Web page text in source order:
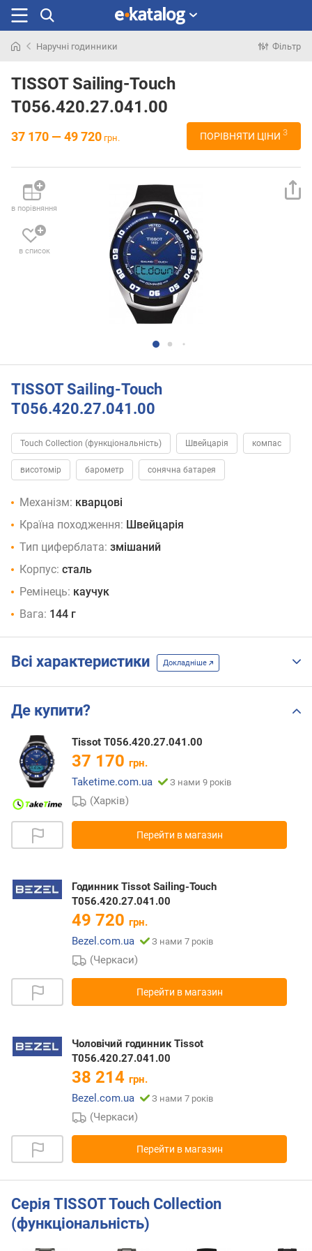
раніше
Наручні годинники Фільтр
TISSOT Sailing-Touch
T056.420.27.041.00
37 170 — 49 720 грн. ПОРІВНЯТИ ЦІНИ 3
в порівняння
в список
TISSOT Sailing-Touch
T056.420.27.041.00
Touch Collection (функціональність) Швейцарія компас
висотомір барометр сонячна батарея
Механізм: кварцові
Країна походження: Швейцарія
Тип циферблата: змішаний
Корпус: сталь
Ремінець: каучук
Вага: 144 г
Всі характеристики Докладніше
Де купити?
Tissot T056.420.27.041.00
37 170 грн.
Taketime.com.ua
З нами 9 років
(Харків)
Перейти в магазин
Годинник Tissot Sailing-Touch
T056.420.27.041.00
49 720 грн.
Bezel.com.ua
З нами 7 років
(Черкаси)
Перейти в магазин
Чоловічий годинник Tissot
T056.420.27.041.00
38 214 грн.
Bezel.com.ua
З нами 7 років
(Черкаси)
Перейти в магазин
Серія TISSOT Touch Collection
(функціональність)